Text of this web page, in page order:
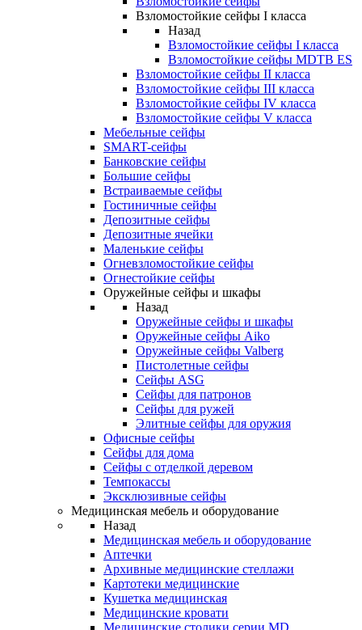
Взломостойкие сейфы I класса
Назад
Взломостойкие сейфы I класса
Взломостойкие сейфы MDTB ES
Взломостойкие сейфы II класса
Взломостойкие сейфы III класса
Взломостойкие сейфы IV класса
Взломостойкие сейфы V класса
Мебельные сейфы
SMART-сейфы
Банковские сейфы
Большие сейфы
Встраиваемые сейфы
Гостиничные сейфы
Депозитные сейфы
Депозитные ячейки
Маленькие сейфы
Огневзломостойкие сейфы
Огнестойкие сейфы
Оружейные сейфы и шкафы
Назад
Оружейные сейфы и шкафы
Оружейные сейфы Aiko
Оружейные сейфы Valberg
Пистолетные сейфы
Сейфы ASG
Сейфы для патронов
Сейфы для ружей
Элитные сейфы для оружия
Офисные сейфы
Сейфы для дома
Сейфы с отделкой деревом
Темпокассы
Эксклюзивные сейфы
Медицинская мебель и оборудование
Назад
Медицинская мебель и оборудование
Аптечки
Архивные медицинские стеллажи
Картотеки медицинские
Кушетка медицинская
Медицинские кровати
Медицинские столики серии MD